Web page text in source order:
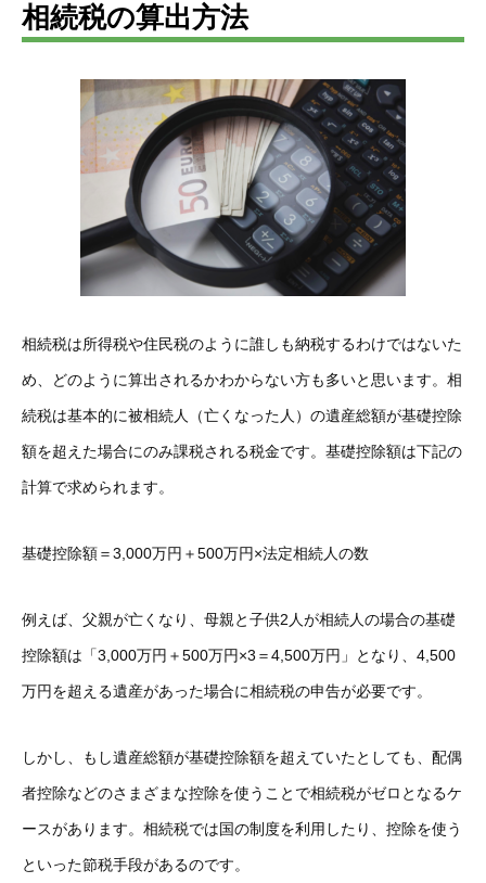
相続税の算出方法
相続税は所得税や住民税のように誰しも納税するわけではないた
め、どのように算出されるかわからない方も多いと思います。相
続税は基本的に被相続人（亡くなった人）の遺産総額が基礎控除
額を超えた場合にのみ課税される税金です。基礎控除額は下記の
計算で求められます。
基礎控除額＝3,000万円＋500万円×法定相続人の数
例えば、父親が亡くなり、母親と子供2人が相続人の場合の基礎
控除額は「3,000万円＋500万円×3＝4,500万円」となり、4,500
万円を超える遺産があった場合に相続税の申告が必要です。
しかし、もし遺産総額が基礎控除額を超えていたとしても、配偶
者控除などのさまざまな控除を使うことで相続税がゼロとなるケ
ースがあります。相続税では国の制度を利用したり、控除を使う
といった節税手段があるのです。